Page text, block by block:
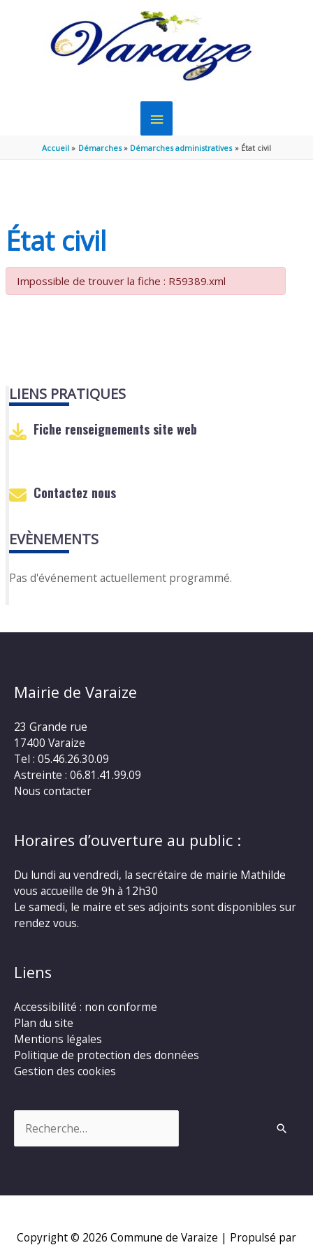
MENU
PRINCIPAL
Accueil Démarches Démarches administratives État civil
État civil
Impossible de trouver la fiche : R59389.xml
LIENS PRATIQUES
Fiche renseignements site web
Contactez nous
EVÈNEMENTS
Pas d'événement actuellement programmé.
Mairie de Varaize
23 Grande rue
17400 Varaize
Tel : 05.46.26.30.09
Astreinte : 06.81.41.99.09
Nous contacter
Horaires d’ouverture au public :
Du lundi au vendredi, la secrétaire de mairie Mathilde
vous accueille de 9h à 12h30
Le samedi, le maire et ses adjoints sont disponibles sur
rendez vous.
Liens
Accessibilité : non conforme
Plan du site
Mentions légales
Politique de protection des données
Gestion des cookies
Copyright © 2026 Commune de Varaize | Propulsé par